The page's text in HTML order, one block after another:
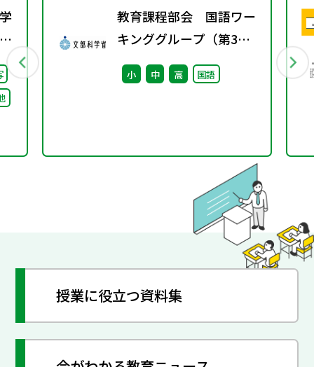
教育課程部会 国語ワー
キンググループ（第3
回） 配付資料
小 中 高 国語
授業に役立つ資料集